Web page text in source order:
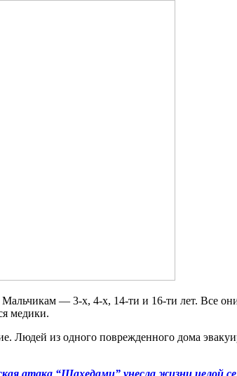
— 3-х, 4-х, 14-ти и 16-ти лет. Все
медики.
Людей из одного поврежденного дома